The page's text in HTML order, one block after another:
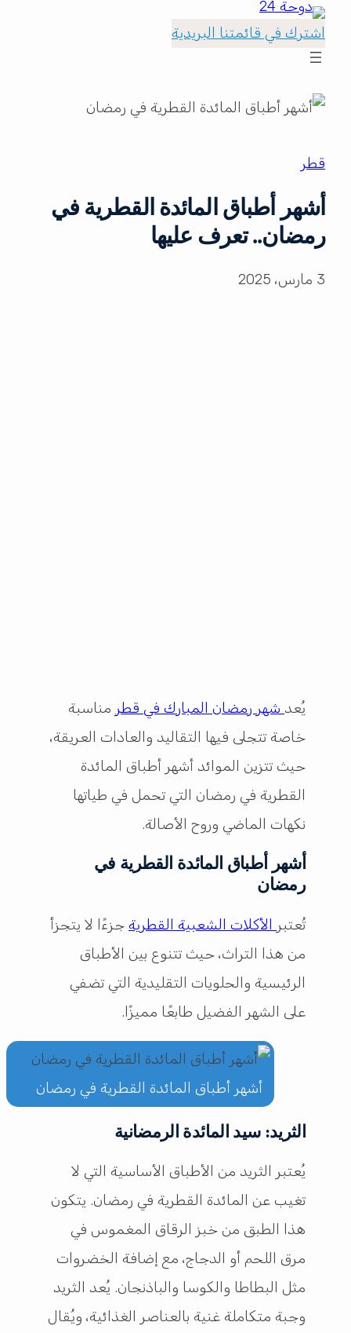
اشترك في قائمتنا البريدية
قطر
أشهر أطباق المائدة القطرية في
رمضان.. تعرف عليها
3 مارس، 2025
يُعد شهر رمضان المبارك في قطر مناسبة
خاصة تتجلى فيها التقاليد والعادات العريقة،
حيث تتزين الموائد أشهر أطباق المائدة
القطرية في رمضان التي تحمل في طياتها
نكهات الماضي وروح الأصالة.
أشهر أطباق المائدة القطرية في
رمضان
تُعتبر الأكلات الشعبية القطريةجزءًا لا يتجزأ
من هذا التراث، حيث تتنوع بين الأطباق
الرئيسية والحلويات التقليدية التي تضفي
على الشهر الفضيل طابعًا مميزًا.
أشهر أطباق المائدة القطرية في رمضان
الثريد: سيد المائدة الرمضانية
يُعتبر الثريد من الأطباق الأساسية التي لا
تغيب عن المائدة القطرية في رمضان. يتكون
هذا الطبق من خبز الرقاق المغموس في
مرق اللحم أو الدجاج، مع إضافة الخضروات
مثل البطاطا والكوسا والباذنجان. يُعد الثريد
وجبة متكاملة غنية بالعناصر الغذائية، ويُقال